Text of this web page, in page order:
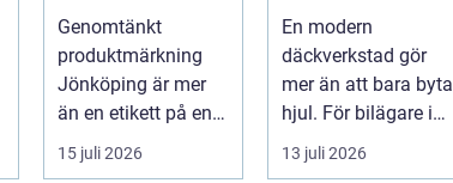
förenklar
vardagen
Genomtänkt
produktmärkning
Jönköping är mer
än en etikett på en
15 juli 2026
mil året runt
En modern
däckverkstad gör
mer än att bara byta
hjul. För bilägare i
Stockholm handlar
valet av däck...
13 juli 2026